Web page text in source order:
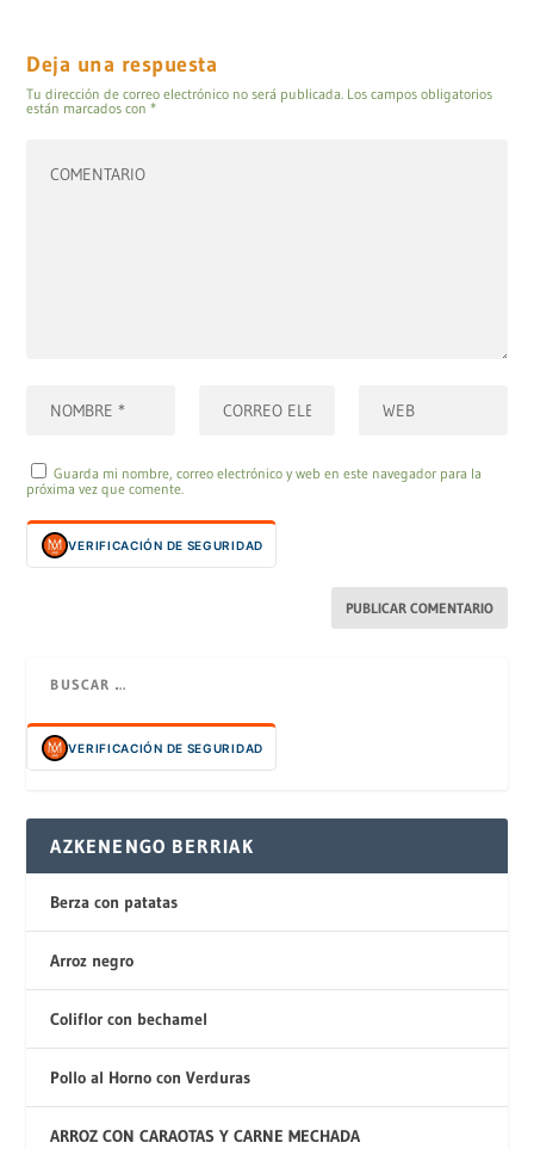
Deja una respuesta
Tu dirección de correo electrónico no será publicada. Los campos obligatorios
están marcados con*
Guarda mi nombre, correo electrónico y web en este navegador para la
próxima vez que comente.
VERIFICACIÓN DE SEGURIDAD
VERIFICACIÓN DE SEGURIDAD
AZKENENGO BERRIAK
Berza con patatas
Arroz negro
Coliflor con bechamel
Pollo al Horno con Verduras
ARROZ CON CARAOTAS Y CARNE MECHADA